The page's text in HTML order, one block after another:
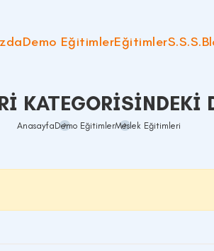
Demo EğitimlerEğitimlerS.S.S.
KATEGORISINDEKI
AnasayfaDemo EğitimlerMeslek Eğitimleri